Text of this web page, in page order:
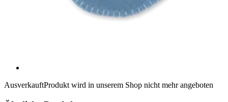
AusverkauftProdukt wird in unserem Shop nicht mehr angeboten